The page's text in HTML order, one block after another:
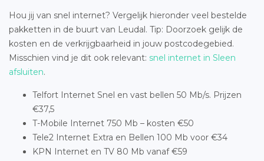
Hou jij van snel internet? Vergelijk hieronder veel bestelde
pakketten in de buurt van Leudal. Tip: Doorzoek gelijk de
kosten en de verkrijgbaarheid in jouw postcodegebied.
Misschien vind je dit ook relevant: snel internet in Sleen
afsluiten.
Telfort Internet Snel en vast bellen 50 Mb/s. Prijzen
€37,5
T-Mobile Internet 750 Mb – kosten €50
Tele2 Internet Extra en Bellen 100 Mb voor €34
KPN Internet en TV 80 Mb vanaf €59